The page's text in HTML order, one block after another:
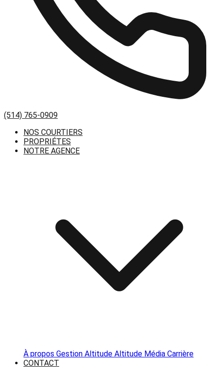
(514) 765-0909
NOS COURTIERS
PROPRIÉTES
NOTRE AGENCE
À propos Gestion Altitude Altitude Média Carrière
CONTACT